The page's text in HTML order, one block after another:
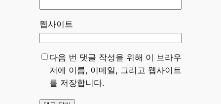
웹사이트
다음 번 댓글 작성을 위해 이 브라우
저에 이름, 이메일, 그리고 웹사이트
를 저장합니다.